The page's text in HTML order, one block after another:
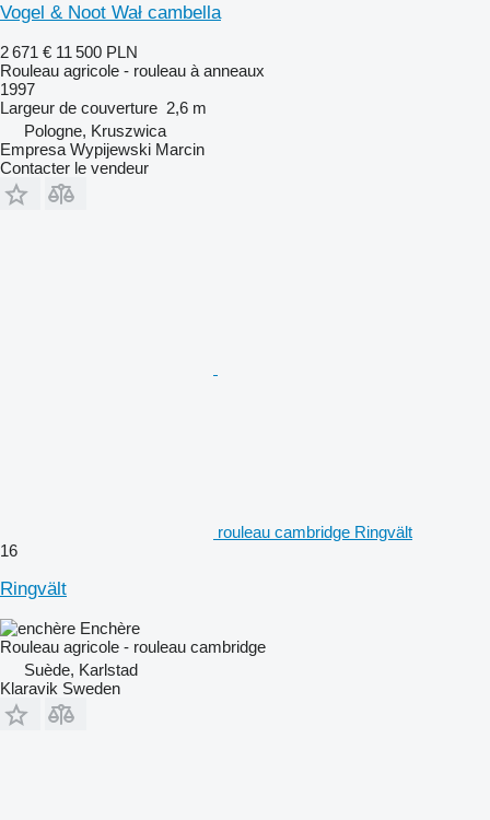
Vogel & Noot Wał cambella
2 671 € 11 500 PLN
Rouleau agricole - rouleau à anneaux
1997
Largeur de couverture 2,6 m
Pologne, Kruszwica
Empresa Wypijewski Marcin
Contacter le vendeur
rouleau cambridge Ringvält
16
Ringvält
Enchère
Rouleau agricole - rouleau cambridge
Suède, Karlstad
Klaravik Sweden